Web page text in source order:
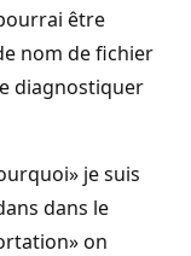
être
nom de fichier
diagnostiquer
je suis
dans le
on